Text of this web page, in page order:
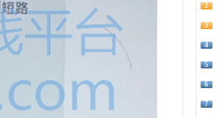
2
3
4
5
6
7